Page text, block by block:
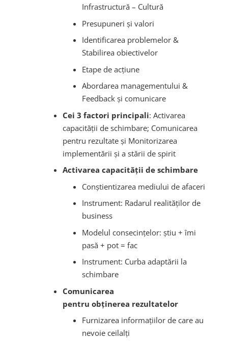
Infrastructură – Cultură
Presupuneri și valori
Identificarea problemelor &
Stabilirea obiectivelor
Etape de acțiune
Abordarea managementului &
Feedback și comunicare
Cei 3 factori principali: Activarea
capacității de schimbare; Comunicarea
pentru rezultate și Monitorizarea
implementării și a stării de spirit
Activarea capacității de schimbare
Conștientizarea mediului de afaceri
Instrument: Radarul realităților de
business
Modelul consecințelor: știu + îmi
pasă + pot = fac
Instrument: Curba adaptării la
schimbare
Comunicarea
pentru obținerea rezultatelor
Furnizarea informațiilor de care au
nevoie ceilalți